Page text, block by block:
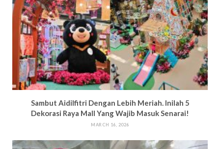
Sambut Aidilfitri Dengan Lebih Meriah. Inilah 5
Dekorasi Raya Mall Yang Wajib Masuk Senarai!
MARCH 16, 2026